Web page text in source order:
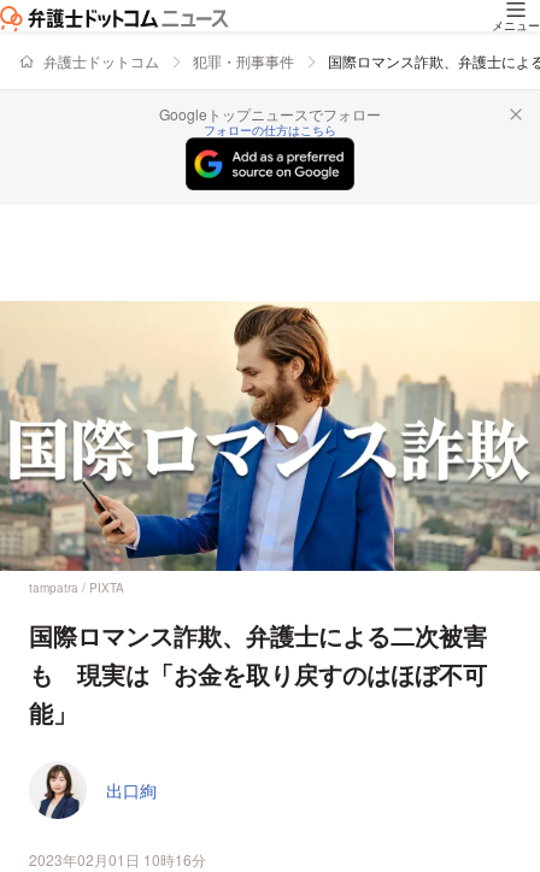
メニュー
弁護士ドットコム 犯罪・刑事事件 国際ロマンス詐欺、弁護士に
Googleトップニュースでフォロー
フォローの仕方はこちら
tampatra / PIXTA
国際ロマンス詐欺、弁護士による二次被害
も 現実は「お金を取り戻すのはほぼ不可
能」
出口絢
2023年02月01日 10時16分